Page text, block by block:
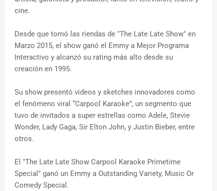
cine.
Desde que tomó las riendas de "The Late Late Show" en
Marzo 2015, el show ganó el Emmy a Mejor Programa
Interactivo y alcanzó su rating más alto desde su
creación en 1995.
Su show presentó videos y sketches innovadores como
el fenómeno viral “Carpool Karaoke”, un segmento que
tuvo de invitados a super estrellas como Adele, Stevie
Wonder, Lady Gaga, Sir Elton John, y Justin Bieber, entre
otros.
El "The Late Late Show Carpool Karaoke Primetime
Special" ganó un Emmy a Outstanding Variety, Music Or
Comedy Special.